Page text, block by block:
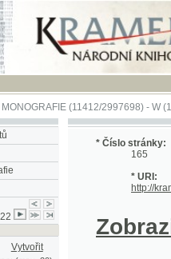
(11412/2997698) -W (143/
Vytvořit
(max. 20)
* Číslo stránky:
165
* URI:
http://